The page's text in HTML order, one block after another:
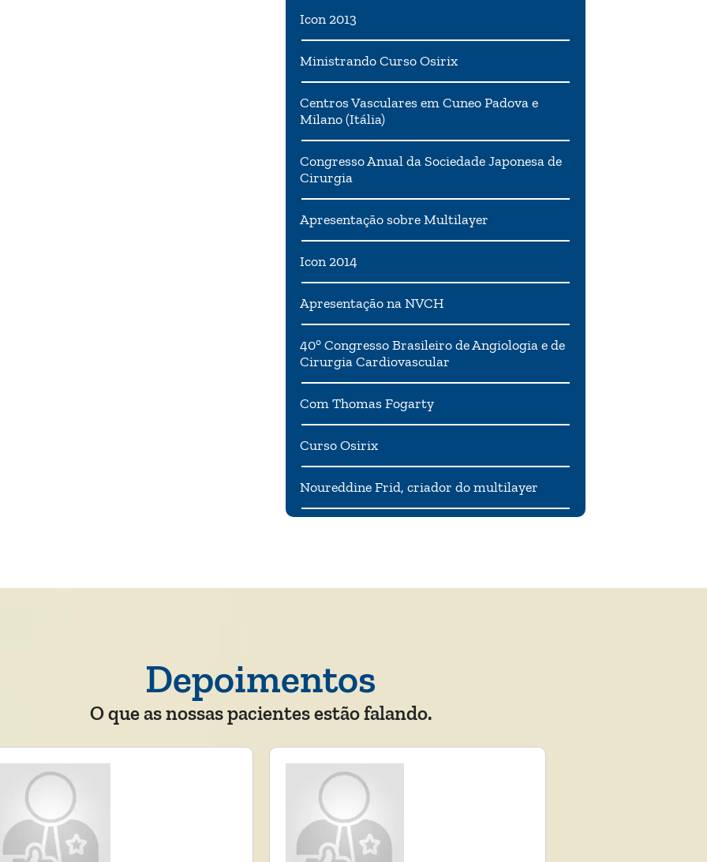
Icon 2013
Ministrando Curso Osirix
Centros Vasculares em Cuneo Padova e
Milano (Itália)
Congresso Anual da Sociedade Japonesa de
Cirurgia
Apresentação sobre Multilayer
Icon 2014
Apresentação na NVCH
40° Congresso Brasileiro de Angiologia e de
Cirurgia Cardiovascular
Com Thomas Fogarty
Curso Osirix
Noureddine Frid, criador do multilayer
Depoimentos
O que as nossas pacientes estão falando.